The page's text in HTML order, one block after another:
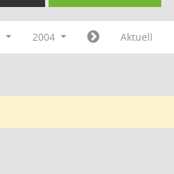
2004 Aktuell